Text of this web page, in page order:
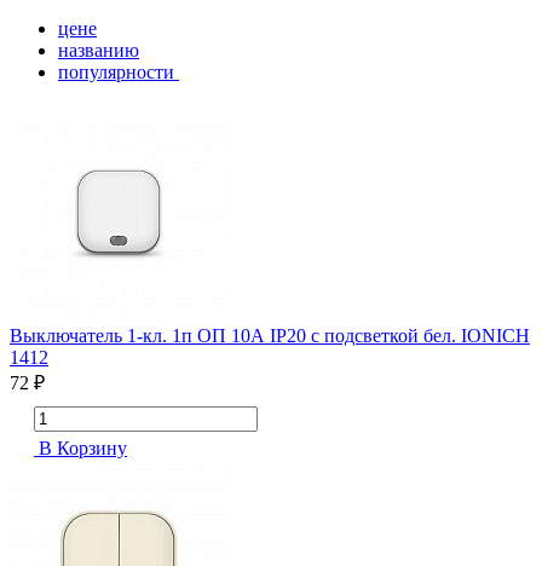
цене
названию
популярности
Выключатель 1-кл. 1п ОП 10А IP20 с подсветкой бел. IONICH
1412
72 ₽
В Корзину